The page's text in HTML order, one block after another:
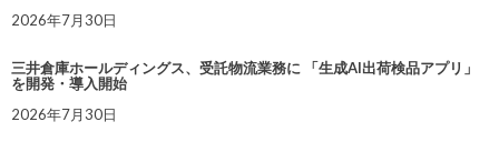
2026年7月30日
三井倉庫ホールディングス、受託物流業務に 「生成AI出荷検品アプリ」
を開発・導入開始
2026年7月30日